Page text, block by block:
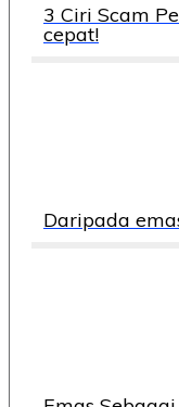
3 Ciri Scam
cepat!
Daripada